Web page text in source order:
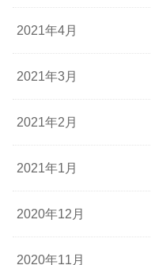
2021年4月
2021年3月
2021年2月
2021年1月
2020年12月
2020年11月